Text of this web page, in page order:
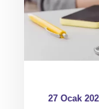
27 Ocak